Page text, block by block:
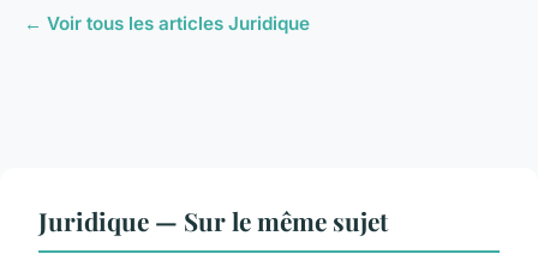
← Voir tous les articles Juridique
Juridique — Sur le même sujet